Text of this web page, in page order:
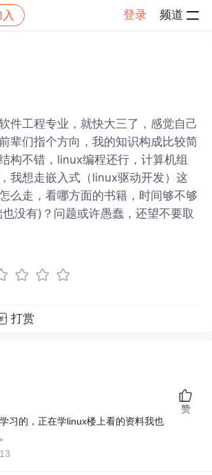
登录 频道
件工程专业，就快大三了，感觉自己
辈们指个方向，我的知识构成比较简
构不错，linux编程还行，计算机组
我想走嵌入式（linux驱动开发）这
么走，看哪方面的书籍，时间够不够
没有)？问题或许愚蠢，还望不要取
打赏
习的，正在学linux楼上看的资料我也
赞